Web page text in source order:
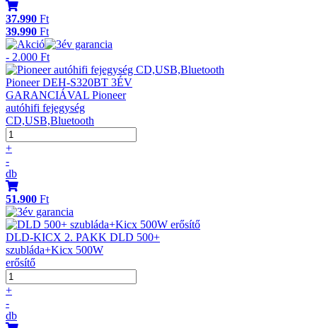
37.990 Ft
39.990 Ft
- 2.000 Ft
Pioneer DEH-S320BT 3ÉV
GARANCIÁVAL Pioneer
autóhifi fejegység
CD,USB,Bluetooth
+
-
db
51.900 Ft
DLD-KICX 2. PAKK DLD 500+
szubláda+Kicx 500W
erősítő
+
-
db